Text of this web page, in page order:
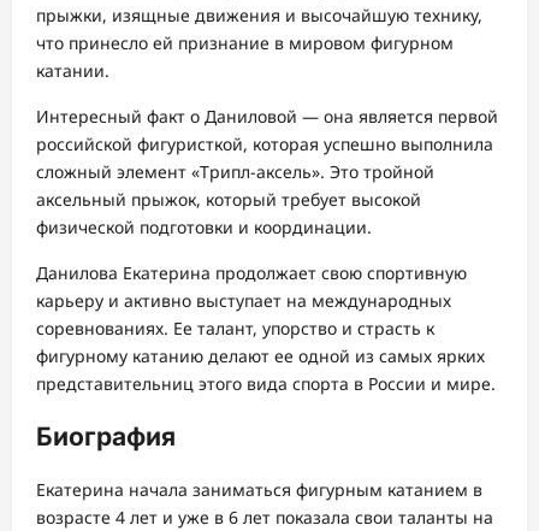
прыжки, изящные движения и высочайшую технику,
что принесло ей признание в мировом фигурном
катании.
Интересный факт о Даниловой — она является первой
российской фигуристкой, которая успешно выполнила
сложный элемент «Трипл-аксель». Это тройной
аксельный прыжок, который требует высокой
физической подготовки и координации.
Данилова Екатерина продолжает свою спортивную
карьеру и активно выступает на международных
соревнованиях. Ее талант, упорство и страсть к
фигурному катанию делают ее одной из самых ярких
представительниц этого вида спорта в России и мире.
Биография
Екатерина начала заниматься фигурным катанием в
возрасте 4 лет и уже в 6 лет показала свои таланты на